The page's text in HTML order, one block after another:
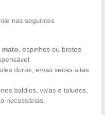
nas seguintes
mato , espinhos ou brotos
duros, ervas secas altas
baldios, valas e taludes,
necessárias.